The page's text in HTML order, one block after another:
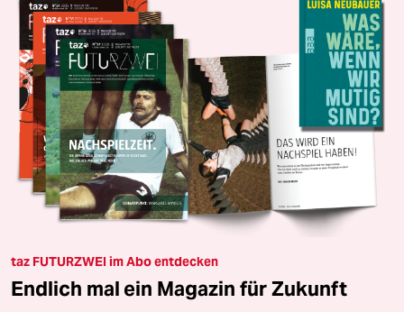
taz FUTURZWEI im Abo entdecken
Endlich mal ein Magazin für Zukunft